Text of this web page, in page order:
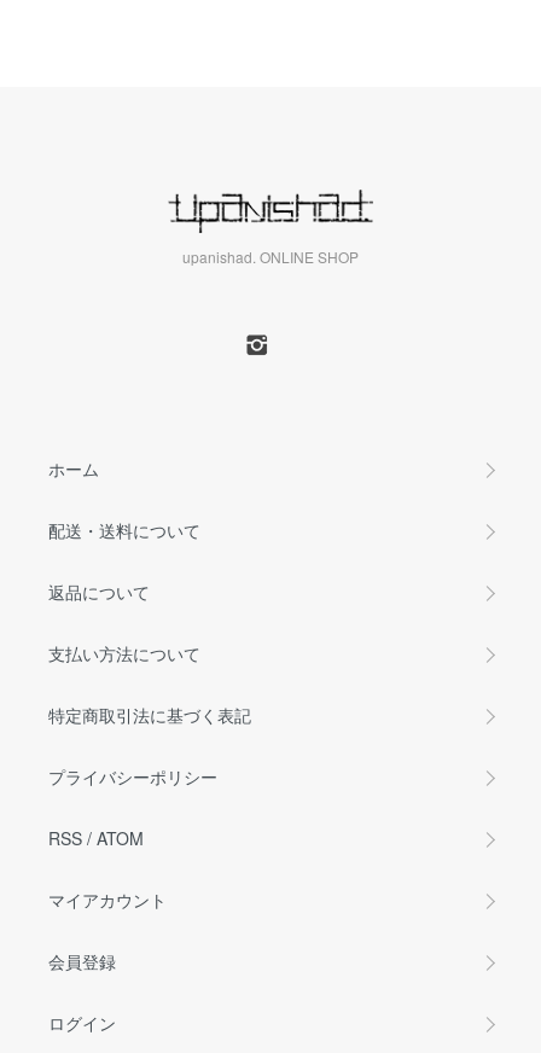
upanishad. ONLINE SHOP
ホーム
配送・送料について
返品について
支払い方法について
特定商取引法に基づく表記
プライバシーポリシー
RSS / ATOM
マイアカウント
会員登録
ログイン